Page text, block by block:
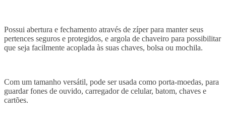
Possui abertura e fechamento através de zíper para manter seus
pertences seguros e protegidos, e argola de chaveiro para possibilitar
que seja facilmente acoplada às suas chaves, bolsa ou mochila.
Com um tamanho versátil, pode ser usada como porta-moedas, para
guardar fones de ouvido, carregador de celular, batom, chaves e
cartões.